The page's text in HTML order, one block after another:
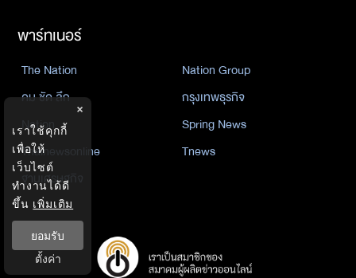
พาร์ทเนอร์
The Nation
Nation Group
คม ชัด ลึก
กรุงเทพธุรกิจ
Nation
Spring News
Thainewsonline
Tnews
ฐานเศรษฐกิจ
×
เราใช้คุกกี้
เพื่อให้
เว็บไซต์
ทำงานได้ดี
ขึ้น เพิ่มเติม
ยอมรับ
ตั้งค่า